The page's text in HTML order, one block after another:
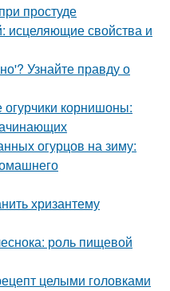
простуде
исцеляющие свойства и
Узнайте правду о
огурчики корнишоны:
огурцов на зиму:
хризантему
роль пищевой
целыми головками